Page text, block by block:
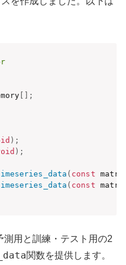
;
) ;
) ;
( const
( const
測用と訓練・テスト用の2
関数を提供します。